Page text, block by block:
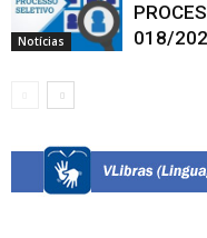
Notícias
018/